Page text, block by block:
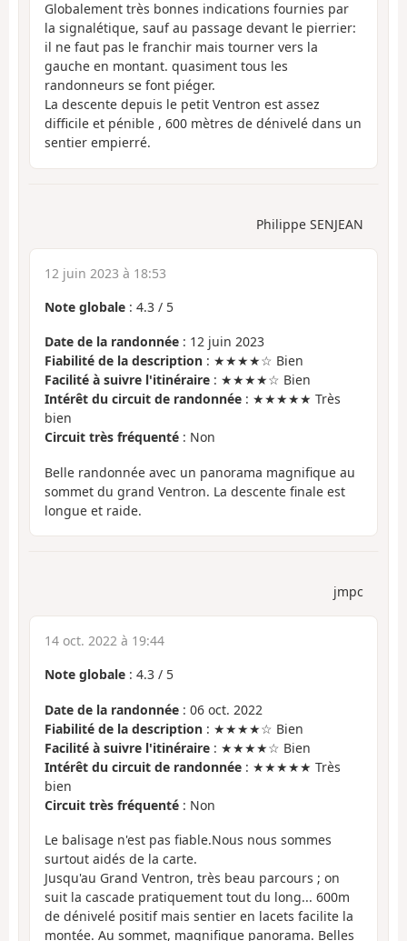
Globalement très bonnes indications fournies par
la signalétique, sauf au passage devant le pierrier:
il ne faut pas le franchir mais tourner vers la
gauche en montant. quasiment tous les
randonneurs se font piéger.
La descente depuis le petit Ventron est assez
difficile et pénible , 600 mètres de dénivelé dans un
sentier empierré.
Philippe SENJEAN
12 juin 2023 à 18:53
Note globale : 4.3 / 5
Date de la randonnée : 12 juin 2023
Fiabilité de la description : ★★★★☆ Bien
Facilité à suivre l'itinéraire : ★★★★☆ Bien
Intérêt du circuit de randonnée : ★★★★★ Très
bien
Circuit très fréquenté : Non
Belle randonnée avec un panorama magnifique au
sommet du grand Ventron. La descente finale est
longue et raide.
jmpc
14 oct. 2022 à 19:44
Note globale : 4.3 / 5
Date de la randonnée : 06 oct. 2022
Fiabilité de la description : ★★★★☆ Bien
Facilité à suivre l'itinéraire : ★★★★☆ Bien
Intérêt du circuit de randonnée : ★★★★★ Très
bien
Circuit très fréquenté : Non
Le balisage n'est pas fiable.Nous nous sommes
surtout aidés de la carte.
Jusqu'au Grand Ventron, très beau parcours ; on
suit la cascade pratiquement tout du long... 600m
de dénivelé positif mais sentier en lacets facilite la
montée. Au sommet, magnifique panorama. Belles